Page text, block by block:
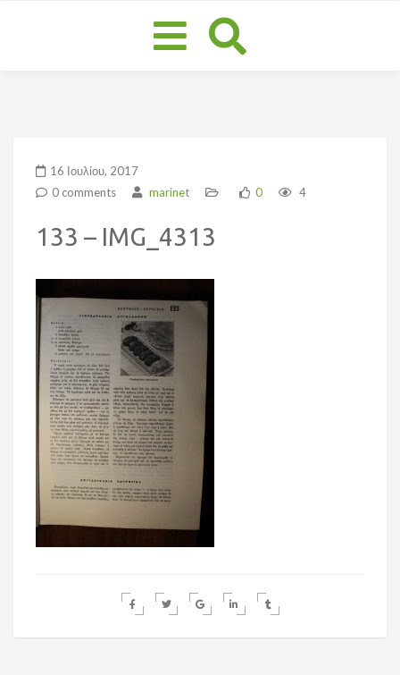
Toggle
navigation
16 Ιουλίου, 2017
0 comments
marinet 0 4
133 – IMG_4313